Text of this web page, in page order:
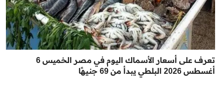
تعرف على أسعار الأسماك اليوم في مصر الخميس 6
أغسطس 2026 البلطي يبدأ من 69 جنيهًا